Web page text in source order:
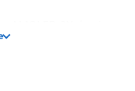
funkce Vision